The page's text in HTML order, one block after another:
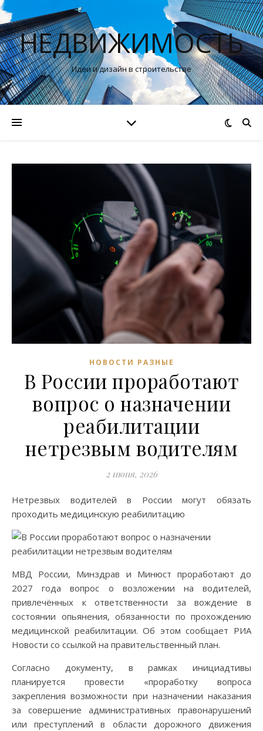
НЕДВИЖИМОСТЬ
Идеи и дизайн в строительстве
НОВОСТИ РАЗНЫЕ
В России проработают
вопрос о назначении
реабилитации
нетрезвым водителям
2 июня, 2026
Нетрезвых водителей в России могут обязать
проходить медицинскую реабилитацию
МВД России, Минздрав и Минюст проработают до
2027 года вопрос о возложении на водителей,
привлечённых к ответственности за вождение в
состоянии опьянения, обязанности по прохождению
медицинской реабилитации. Об этом сообщает РИА
Новости со ссылкой на правительственный план.
Согласно документу, в рамках инициадтивы
планируется провести «проработку вопроса
закрепления возможности при назначении наказания
за совершение административных правонарушений
или преступлений в области дорожного движения